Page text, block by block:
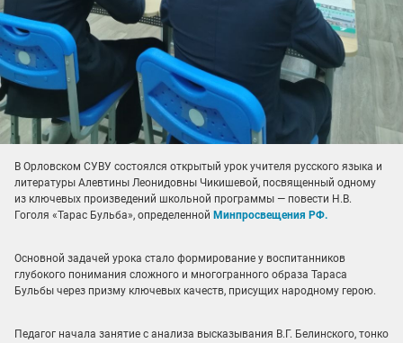
В Орловском СУВУ состоялся открытый урок учителя русского языка и
литературы Алевтины Леонидовны Чикишевой, посвященный одному
из ключевых произведений школьной программы — повести Н.В.
Гоголя «Тарас Бульба», определенной Минпросвещения РФ.
Основной задачей урока стало формирование у воспитанников
глубокого понимания сложного и многогранного образа Тараса
Бульбы через призму ключевых качеств, присущих народному герою.
Педагог начала занятие с анализа высказывания В.Г. Белинского, тонко